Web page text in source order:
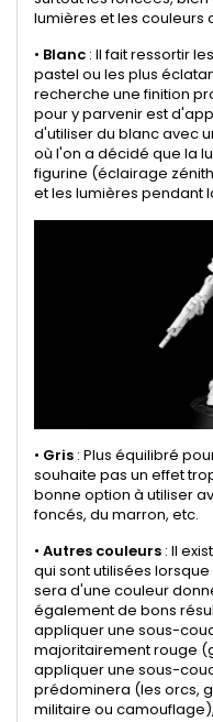
lumières et les couleurs
• Blanc : Il fait ressortir
pastel ou les plus
recherche une finition
pour y parvenir est
d'utiliser du blanc avec
où l'on a décidé que la
figurine (éclairage
et les lumières pendant
• Gris : Plus équilibré
souhaite pas un effet
bonne option à utiliser
foncés, du marron, etc.
• Autres couleurs : Il
qui sont utilisées
sera d'une couleur
également de bons
appliquer une sous-
majoritairement rouge
appliquer une sous-
prédominera (les orcs,
militaire ou